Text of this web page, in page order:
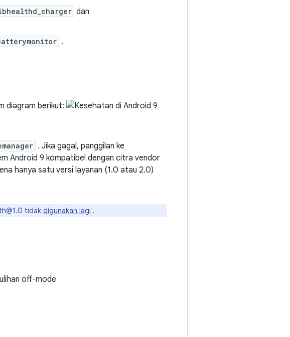
dan
.
diagram berikut:
. Jika gagal, panggilan ke
Android 9 kompatibel dengan citra vendor
hanya satu versi layanan (1.0 atau 2.0)
tidak digunakan lagi .
off-mode